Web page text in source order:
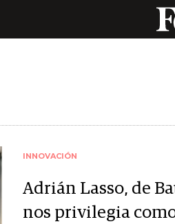
INNOVACIÓN
Adrián Lasso, de
nos privilegia